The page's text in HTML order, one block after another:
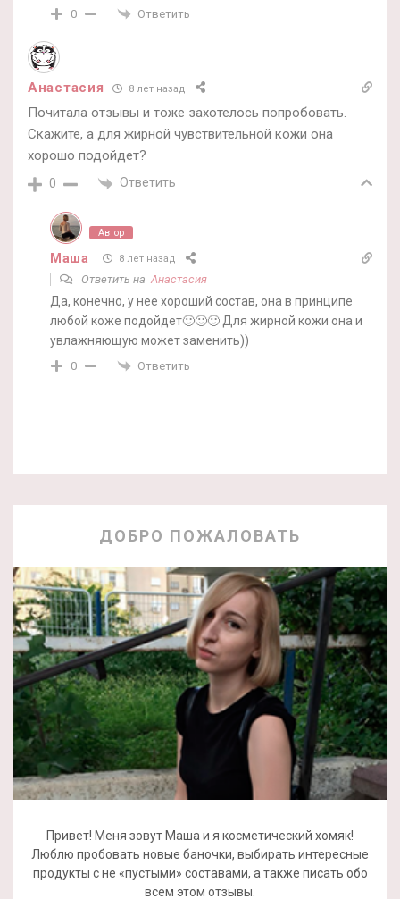
0 Ответить
Анастасия 8 лет назад
Почитала отзывы и тоже захотелось попробовать.
Скажите, а для жирной чувствительной кожи она
хорошо подойдет?
0 Ответить
Автор
Маша 8 лет назад
Ответить на Анастасия
Да, конечно, у нее хороший состав, она в принципе
любой коже подойдет🙂🙂🙂 Для жирной кожи она и
увлажняющую может заменить))
0 Ответить
ДОБРО ПОЖАЛОВАТЬ
Привет! Меня зовут Маша и я косметический хомяк!
Люблю пробовать новые баночки, выбирать интересные
продукты с не «пустыми» составами, а также писать обо
всем этом отзывы.